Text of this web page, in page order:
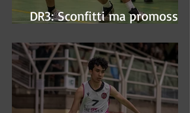
DR3: Sconfitti ma promossi